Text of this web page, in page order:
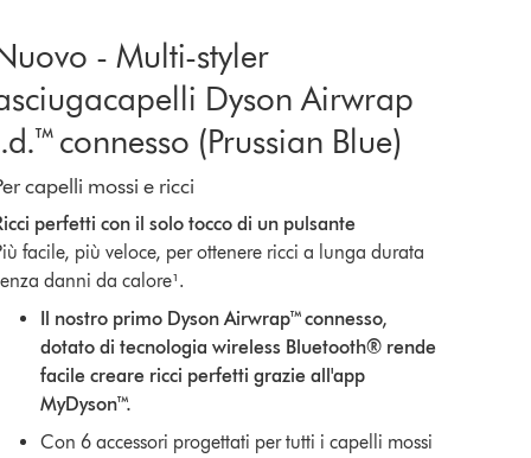
- Multi-styler
Dyson Airwrap
connesso (Prussian Blue)
capelli mossi e ricci
perfetti con il solo tocco di un pulsante
facile, più veloce, per ottenere ricci a lunga durata
danni da calore¹.
Il nostro primo Dyson Airwrap™ connesso,
dotato di tecnologia wireless Bluetooth® rende
facile creare ricci perfetti grazie all'app
MyDyson™.
Con 6 accessori progettati per tutti i capelli mossi